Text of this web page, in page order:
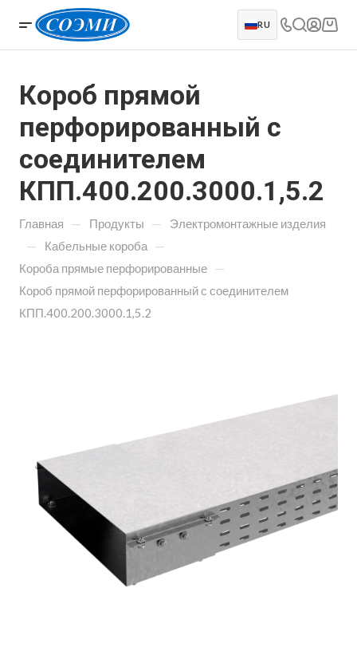
RU
Короб прямой
перфорированный с
соединителем
КПП.400.200.3000.1,5.2
Главная — Продукты — Электромонтажные изделия
— Кабельные короба —
Короба прямые перфорированные —
Короб прямой перфорированный с соединителем
КПП.400.200.3000.1,5.2